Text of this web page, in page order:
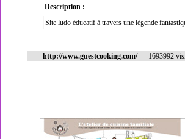
Description :
Site ludo éducatif à travers une légende
http://www.guestcooking.com/1693992